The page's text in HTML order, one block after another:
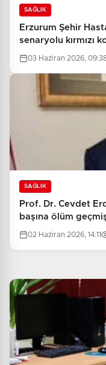
SAĞLIK
Erzurum Şehir
senaryolu kırmızı
03 Haziran 2026,
SAĞLIK
Prof. Dr. Cevdet
başına ölüm
02 Haziran 2026, 14:11